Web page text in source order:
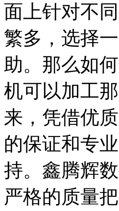
面上针对不
繁多，选择
助。那么如
机可以加工
来，凭借优
的保证和专
持。鑫腾辉
严格的质量